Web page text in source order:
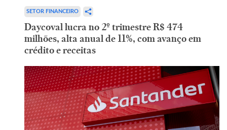
SETOR FINANCEIRO
Daycoval lucra no 2º trimestre R$ 474
milhões, alta anual de 11%, com avanço em
crédito e receitas